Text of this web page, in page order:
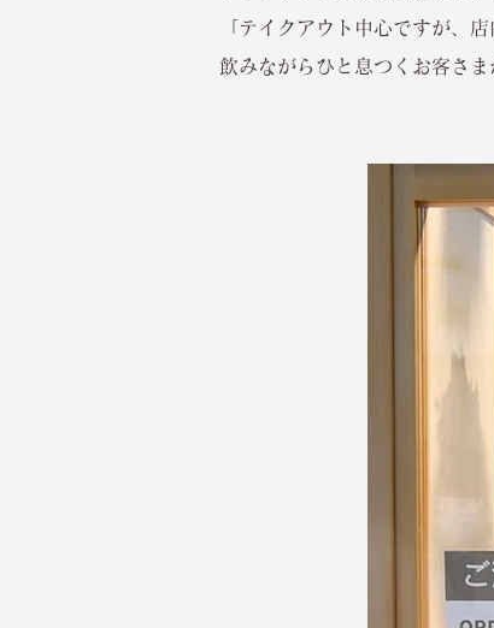
「テイクアウト中心ですが、
飲みながらひと息つくお客さま